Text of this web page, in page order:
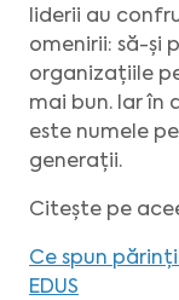
liderii au
omenirii: să-și
organizațiile
mai bun. Iar în
este numele
generații.
Citește pe
Ce spun
EDUS